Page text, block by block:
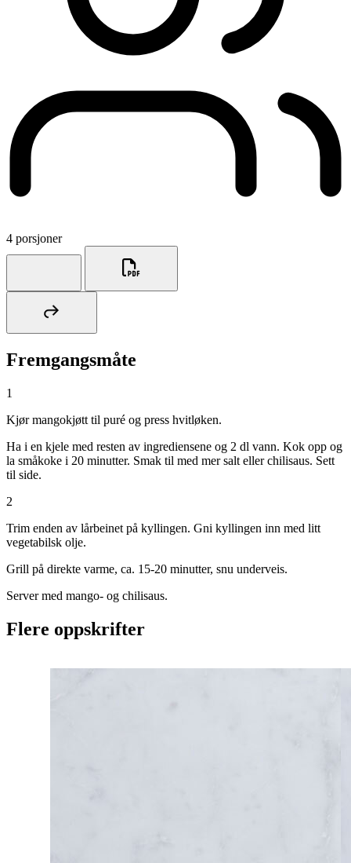
4 porsjoner
Fremgangsmåte
1
Kjør mangokjøtt til puré og press hvitløken.
Ha i en kjele med resten av ingrediensene og 2 dl vann. Kok opp og
la småkoke i 20 minutter. Smak til med mer salt eller chilisaus. Sett
til side.
2
Trim enden av lårbeinet på kyllingen. Gni kyllingen inn med litt
vegetabilsk olje.
Grill på direkte varme, ca. 15-20 minutter, snu underveis.
Server med mango- og chilisaus.
Flere oppskrifter